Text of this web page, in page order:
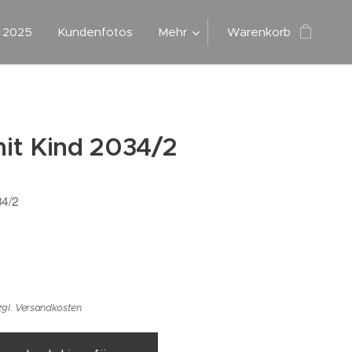
2025 Kundenfotos Mehr Warenkorb
Kind 2034/2
2
Versandkosten